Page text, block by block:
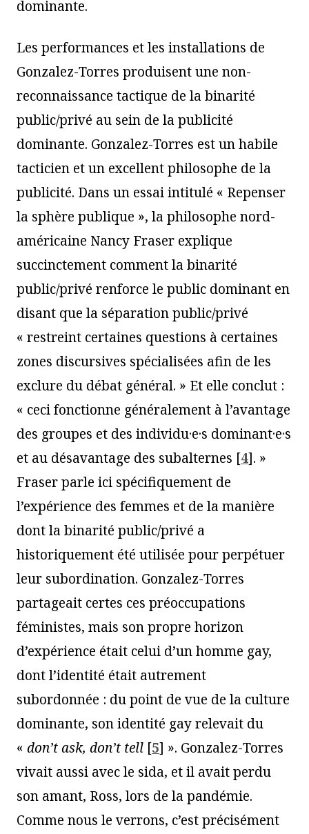
dominante.
Les performances et les installations de
Gonzalez-Torres produisent une non-
reconnaissance tactique de la binarité
public/privé au sein de la publicité
dominante. Gonzalez-Torres est un habile
tacticien et un excellent philosophe de la
publicité. Dans un essai intitulé « Repenser
la sphère publique », la philosophe nord-
américaine Nancy Fraser explique
succinctement comment la binarité
public/privé renforce le public dominant en
disant que la séparation public/privé
« restreint certaines questions à certaines
zones discursives spécialisées afin de les
exclure du débat général. » Et elle conclut :
« ceci fonctionne généralement à l’avantage
des groupes et des individu·e·s dominant·e·s
et au désavantage des subalternes [4]. »
Fraser parle ici spécifiquement de
l’expérience des femmes et de la manière
dont la binarité public/privé a
historiquement été utilisée pour perpétuer
leur subordination. Gonzalez-Torres
partageait certes ces préoccupations
féministes, mais son propre horizon
d’expérience était celui d’un homme gay,
dont l’identité était autrement
subordonnée : du point de vue de la culture
dominante, son identité gay relevait du
« don’t ask, don’t tell [5] ». Gonzalez-Torres
vivait aussi avec le sida, et il avait perdu
son amant, Ross, lors de la pandémie.
Comme nous le verrons, c’est précisément